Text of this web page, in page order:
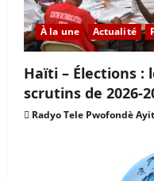
À la une Actualité
Haïti – Élections :
scrutins de 2026-
Radyo Tele Pwofondè